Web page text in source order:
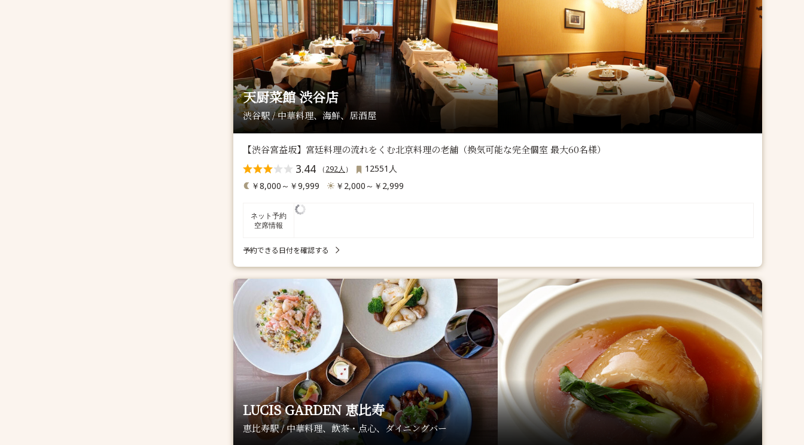
天厨菜館 渋谷店
渋谷駅 / 中華料理、海鮮、居酒屋
【渋谷宮益坂】宮廷料理の流れをくむ北京料理の老舗（換気可能な完全個室 最大60名様）
3.44 （292人 ）
12551人
￥8,000～￥9,999
￥2,000～￥2,999
ネット予約
空席情報
予約できる日付を確認する
LUCIS GARDEN 恵比寿
恵比寿駅 / 中華料理、飲茶・点心、ダイニングバー